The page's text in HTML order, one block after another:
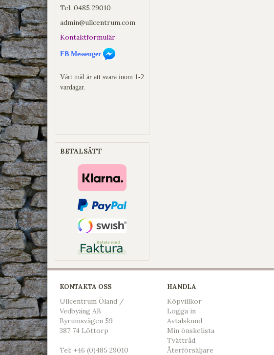
Tel. 0485 29010
admin@ullcentrum.com
Kontaktformulär
FB Messenger
Vårt mål är att svara inom 1-2
vardagar.
BETALSÄTT
KONTAKTA OSS
Ullcentrum Öland /
Vedbyäng AB
Byrumsvägen 59
387 74 Löttorp
Tel: +46 (0)485 29010
HANDLA
Köpvillkor
Logga in
Avtalskund
Min önskelista
Tvättråd
Återförsäljare